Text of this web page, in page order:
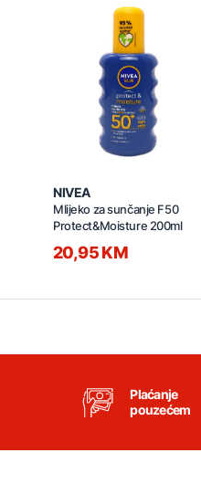
NIVEA
Mlijeko za sunčanje F50
Protect&Moisture 200ml
20,95 KM
Plaćanje
pouzećem